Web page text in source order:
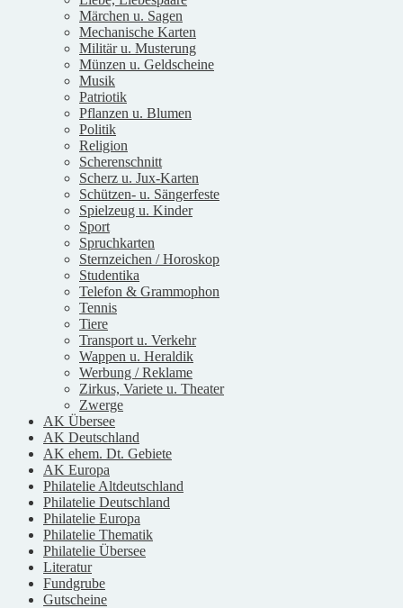
Märchen u. Sagen
Mechanische Karten
Militär u. Musterung
Münzen u. Geldscheine
Musik
Patriotik
Pflanzen u. Blumen
Politik
Religion
Scherenschnitt
Scherz u. Jux-Karten
Schützen- u. Sängerfeste
Spielzeug u. Kinder
Sport
Spruchkarten
Sternzeichen / Horoskop
Studentika
Telefon & Grammophon
Tennis
Tiere
Transport u. Verkehr
Wappen u. Heraldik
Werbung / Reklame
Zirkus, Variete u. Theater
Zwerge
AK Übersee
AK Deutschland
AK ehem. Dt. Gebiete
AK Europa
Philatelie Altdeutschland
Philatelie Deutschland
Philatelie Europa
Philatelie Thematik
Philatelie Übersee
Literatur
Fundgrube
Gutscheine